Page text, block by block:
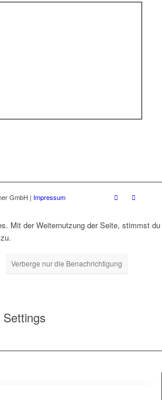
GmbH | Impressum
Mit der Weiternutzung der Seite, stimmst du
Verberge nur die Benachrichtigung